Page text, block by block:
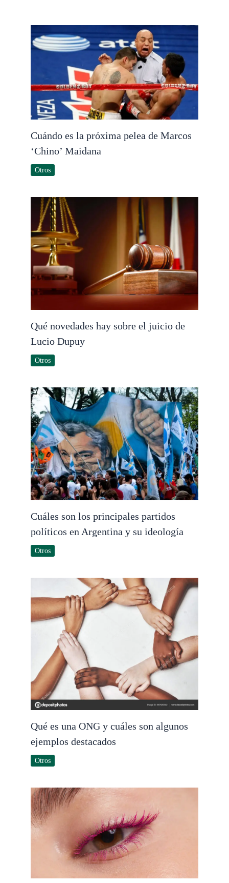
Cuándo es la próxima pelea de Marcos
‘Chino’ Maidana
Otros
Qué novedades hay sobre el juicio de
Lucio Dupuy
Otros
Cuáles son los principales partidos
políticos en Argentina y su ideología
Otros
Qué es una ONG y cuáles son algunos
ejemplos destacados
Otros